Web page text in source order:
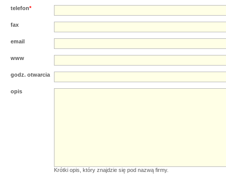
telefon*
fax
email
www
godz. otwarcia
opis
Krótki opis, który znajdzie się pod nazwą firmy.